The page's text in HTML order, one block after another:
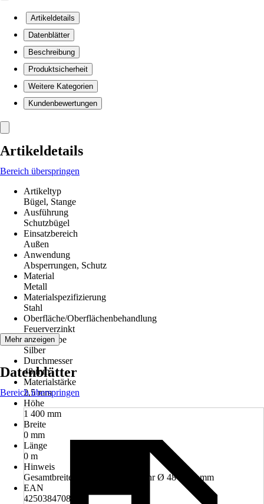
Artikeldetails
Datenblätter
Beschreibung
Produktsicherheit
Weitere Kategorien
Kundenbewertungen
Artikeldetails
Bereich überspringen
Artikeltyp
Bügel, Stange
Ausführung
Schutzbügel
Einsatzbereich
Außen
Anwendung
Absperrungen, Schutz
Material
Metall
Materialspezifizierung
Stahl
Oberfläche/Oberflächenbehandlung
Feuerverzinkt
Grundfarbe
Silber
Durchmesser
48 mm
Materialstärke
2,5 mm
Höhe
1 400 mm
Breite
0 mm
Länge
0 m
Hinweis
Gesamtbreite ca 750 mm, Stahlrohr Ø 48 x 2,5 mm
EAN
4250384708894
Mehr anzeigen
Datenblätter
Bereich überspringen